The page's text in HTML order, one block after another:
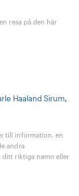
resa på den här
Haaland Sirum,
till information, en
andra
ditt riktiga namn eller